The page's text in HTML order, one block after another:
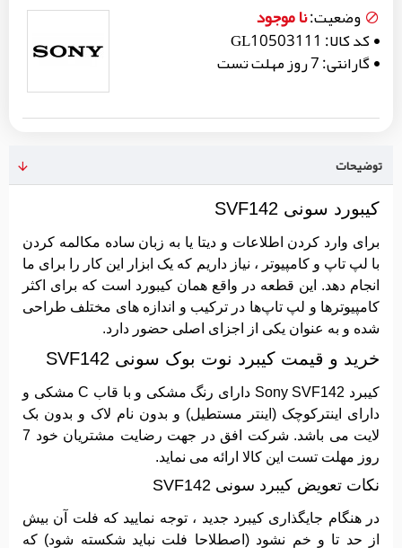
وضعیت:نا موجود
کد کالا: GL10503111
گارانتی:7 روز مهلت تست
توضیحات
کیبورد سونی SVF142
برای وارد کردن اطلاعات و دیتا یا به زبان ساده مکالمه کردن
با لپ ‌تاپ و کامپیوتر ، نیاز داریم که یک ابزار این کار را برای ما
انجام دهد. این قطعه در واقع همان کیبورد است که برای اکثر
کامپیوترها و لپ ‌تاپ‌ها در ترکیب و اندازه های مختلف طراحی
شده و به عنوان یکی از اجزای اصلی حضور دارد.
خرید و قیمت کیبرد نوت بوک سونی SVF142
کیبرد Sony SVF142 دارای رنگ مشکی و با قاب C مشکی و
دارای اینترکوچک (اینتر مستطیل) و بدون نام لاک و بدون بک
لایت می باشد. شرکت افق در جهت رضایت مشتریان خود 7
روز مهلت تست این کالا ارائه می نماید.
نکات تعویض کیبرد سونی SVF142
در هنگام جایگذاری کیبرد جدید ، توجه نمایید که فلت آن بیش
از حد تا و خم نشود (اصطلاحا فلت نباید شکسته شود) که